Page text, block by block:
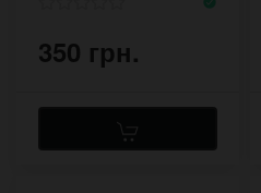
350 грн.